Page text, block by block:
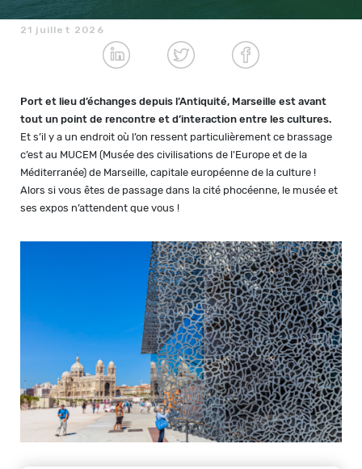
21 juillet 2026
Port et lieu d’échanges depuis l’Antiquité, Marseille est avant
tout un point de rencontre et d’interaction entre les cultures.
Et s’il y a un endroit où l’on ressent particulièrement ce brassage
c’est au MUCEM (Musée des civilisations de l'Europe et de la
Méditerranée) de Marseille, capitale européenne de la culture !
Alors si vous êtes de passage dans la cité phocéenne, le musée et
ses expos n’attendent que vous !